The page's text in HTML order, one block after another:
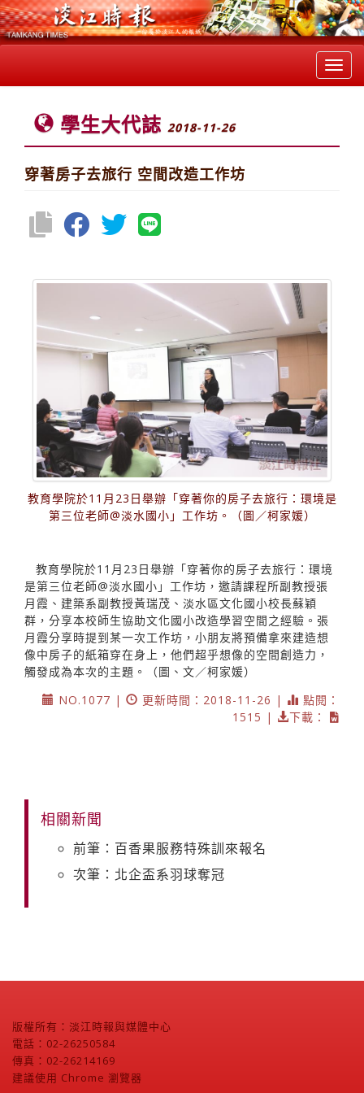
學生大代誌 2018-11-26
穿著房子去旅行 空間改造工作坊
教育學院於11月23日舉辦「穿著你的房子去旅行：環境是
第三位老師@淡水國小」工作坊。（圖／柯家媛）
教育學院於11月23日舉辦「穿著你的房子去旅行：環境
是第三位老師@淡水國小」工作坊，邀請課程所副教授張
月霞、建築系副教授黃瑞茂、淡水區文化國小校長蘇穎
群，分享本校師生協助文化國小改造學習空間之經驗。張
月霞分享時提到某一次工作坊，小朋友將預備拿來建造想
像中房子的紙箱穿在身上，他們超乎想像的空間創造力，
觸發成為本次的主題。（圖、文／柯家媛）
NO.1077 |
更新時間：2018-11-26 |
點閱：
1515 |
下載：
相關新聞
前筆：百香果服務特殊訓來報名
次筆：北企盃系羽球奪冠
版權所有：淡江時報與媒體中心
電話：02-26250584
傳真：02-26214169
建議使用 Chrome 瀏覽器